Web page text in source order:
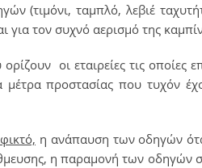
(τιμόνι, ταμπλό, λεβιέ
για τον συχνό αερισμό της
οι εταιρείες τις οποίες
προστασίας που τυχόν
η ανάπαυση των οδηγών
η παραμονή των οδηγών